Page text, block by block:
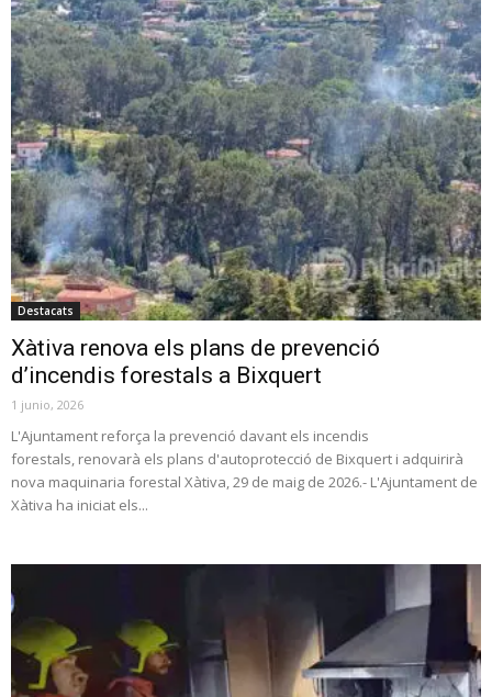
Destacats
Xàtiva renova els plans de prevenció
d’incendis forestals a Bixquert
1 junio, 2026
L'Ajuntament reforça la prevenció davant els incendis
forestals, renovarà els plans d'autoprotecció de Bixquert i adquirirà
nova maquinaria forestal Xàtiva, 29 de maig de 2026.- L'Ajuntament de
Xàtiva ha iniciat els...